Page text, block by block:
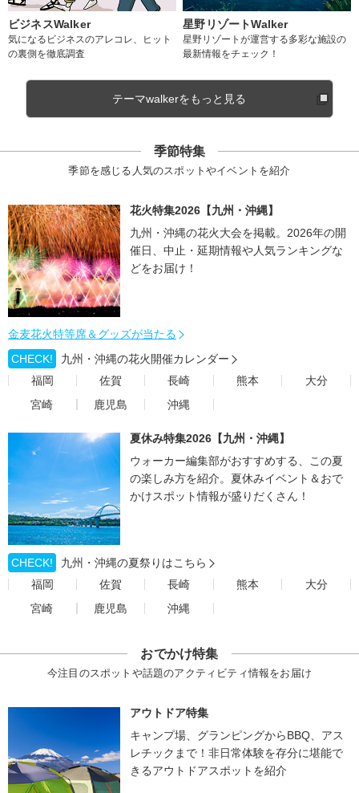
ビジネスWalker
気になるビジネスのアレコレ、ヒット
の裏側を徹底調査
星野リゾートWalker
星野リゾートが運営する多彩な施設の
最新情報をチェック！
テーマwalkerをもっと見る
季節特集
季節を感じる人気のスポットやイベントを紹介
花火特集2026【九州・沖縄】
九州・沖縄の花火大会を掲載。2026年の開
催日、中止・延期情報や人気ランキングな
どをお届け！
金麦花火特等席＆グッズが当たる
CHECK!
九州・沖縄の花火開催カレンダー
福岡
佐賀 長崎 熊本
大分
宮崎
鹿児島 沖縄
夏休み特集2026【九州・沖縄】
ウォーカー編集部がおすすめする、この夏
の楽しみ方を紹介。夏休みイベント＆おで
かけスポット情報が盛りだくさん！
CHECK!
九州・沖縄の夏祭りはこちら
福岡
佐賀 長崎 熊本
大分
宮崎
鹿児島 沖縄
おでかけ特集
今注目のスポットや話題のアクティビティ情報をお届け
アウトドア特集
キャンプ場、グランピングからBBQ、アス
レチックまで！非日常体験を存分に堪能で
きるアウトドアスポットを紹介